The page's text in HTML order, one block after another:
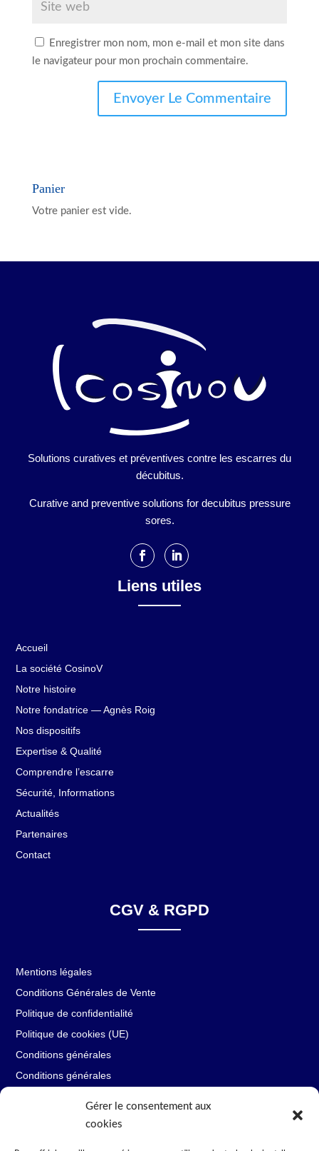
Gérer le consentement aux
cookies
Enregistrer mon nom, mon e-mail et mon site dans
le navigateur pour mon prochain commentaire.
Panier
Votre panier est vide.
Solutions curatives et préventives contre les escarres du
décubitus.
Curative and preventive solutions for decubitus pressure
sores.
Liens utiles
Accueil
La société CosinoV
Notre histoire
Notre fondatrice — Agnès Roig
Nos dispositifs
Expertise & Qualité
Comprendre l’escarre
Sécurité, Informations
Actualités
Partenaires
Contact
CGV & RGPD
Mentions légales
Conditions Générales de Vente
Politique de confidentialité
Politique de cookies (UE)
Conditions générales
Conditions générales
Restons en contact